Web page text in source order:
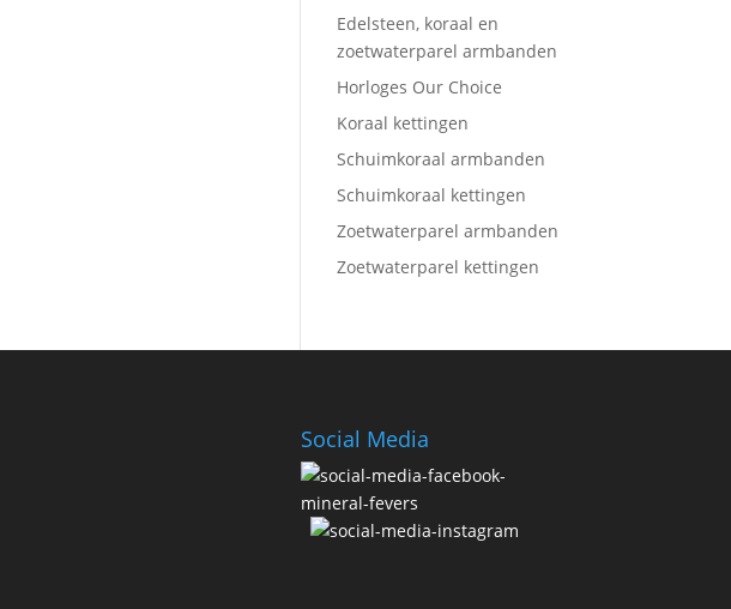
Edelsteen, koraal en
zoetwaterparel armbanden
Horloges Our Choice
Koraal kettingen
Schuimkoraal armbanden
Schuimkoraal kettingen
Zoetwaterparel armbanden
Zoetwaterparel kettingen
Social Media